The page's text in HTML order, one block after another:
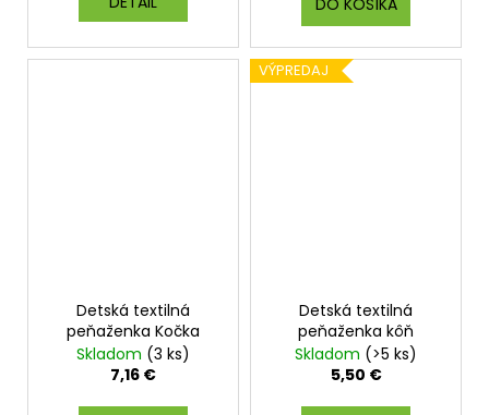
Detská textilná
peňaženka Kočka
Skladom (3 ks)
7,16 €
VÝPREDAJ
Detská textilná
peňaženka kôň
Skladom (>5 ks)
5,50 €